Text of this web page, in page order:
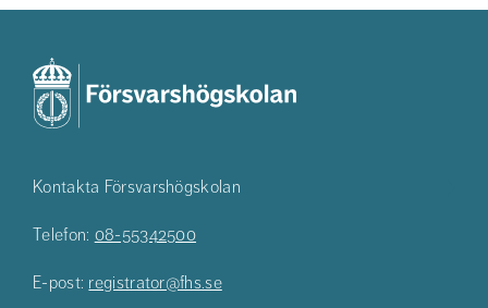
Kontakta Försvarshögskolan
Telefon: 08-55342500
E-post: registrator@fhs.se